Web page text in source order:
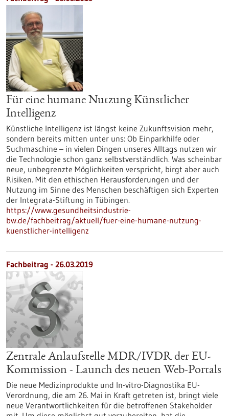
Für eine humane Nutzung Künstlicher
Intelligenz
Künstliche Intelligenz ist längst keine Zukunftsvision mehr,
sondern bereits mitten unter uns: Ob Einparkhilfe oder
Suchmaschine – in vielen Dingen unseres Alltags nutzen wir
die Technologie schon ganz selbstverständlich. Was scheinbar
neue, unbegrenzte Möglichkeiten verspricht, birgt aber auch
Risiken. Mit den ethischen Herausforderungen und der
Nutzung im Sinne des Menschen beschäftigen sich Experten
der Integrata-Stiftung in Tübingen.
https://www.gesundheitsindustrie-
bw.de/fachbeitrag/aktuell/fuer-eine-humane-nutzung-
kuenstlicher-intelligenz
Fachbeitrag - 26.03.2019
Zentrale Anlaufstelle MDR/IVDR der EU-
Kommission - Launch des neuen Web-Portals
Die neue Medizinprodukte und In-vitro-Diagnostika EU-
Verordnung, die am 26. Mai in Kraft getreten ist, bringt viele
neue Verantwortlichkeiten für die betroffenen Stakeholder